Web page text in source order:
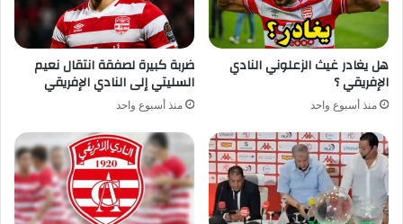
هل يغادر غيث الزعلوني النادي
الإفريقي ؟
منذ أسبوع واحد
ضربة كبيرة لصفقة انتقال نعيم
السليتي إلى النادي الإفريقي
منذ أسبوع واحد